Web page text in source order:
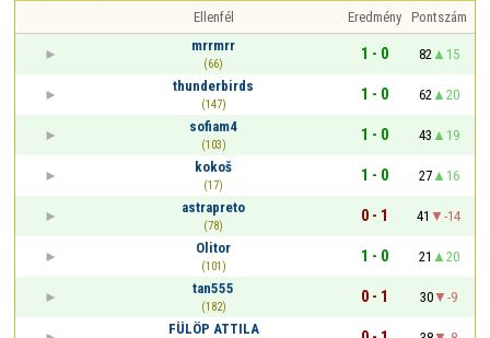
Ellenfél Eredmény Pontszám
mrrmrr
(66)
1 - 0 82
15
thunderbirds
(147)
1 - 0 62
20
sofiam4
(103)
1 - 0 43
19
kokoš
(17)
1 - 0 27
16
astrapreto
(78)
0 - 1 41
-14
Olitor
(101)
1 - 0 21
20
tan555
(182)
0 - 1 30
-9
FÜLÖP ATTILA